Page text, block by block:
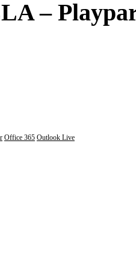
–
Office 365 Outlook Live